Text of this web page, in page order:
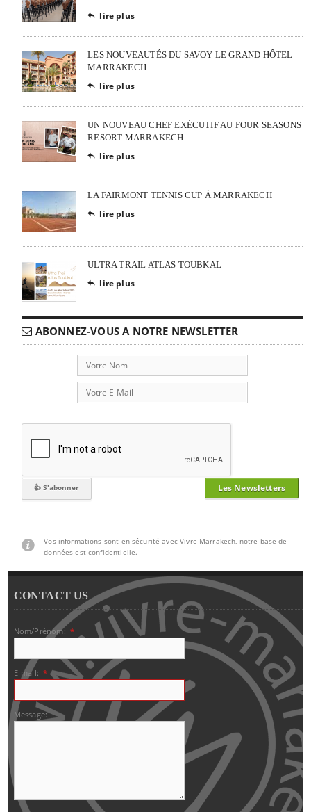
 lire plus
LES NOUVEAUTÉS DU SAVOY LE GRAND HÔTEL
MARRAKECH
 lire plus
UN NOUVEAU CHEF EXÉCUTIF AU FOUR SEASONS
RESORT MARRAKECH
 lire plus
LA FAIRMONT TENNIS CUP À MARRAKECH
 lire plus
ULTRA TRAIL ATLAS TOUBKAL
 lire plus
ABONNEZ-VOUS A NOTRE NEWSLETTER
Les Newsletters
Vos informations sont en sécurité avec Vivre Marrakech, notre base de
données est confidentielle.
CONTACT US
Nom/Prénom: *
E-mail: *
Message: